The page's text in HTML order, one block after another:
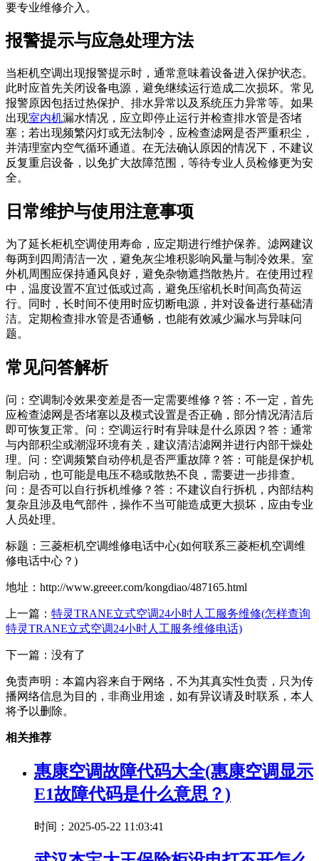
要专业维修介入。
报警提示与应急处理方法
当柜机空调出现报警提示时，通常意味着设备进入保护状态。
此时应首先关闭设备电源，避免继续运行造成二次损坏。常见
报警原因包括过热保护、排水异常以及系统压力异常等。如果
出现室内机漏水情况，应立即停止运行并检查排水管是否堵
塞；若出现频繁闪灯或无法制冷，应检查滤网是否严重积尘，
并清理室内空气循环通道。在无法确认原因的情况下，不建议
反复重启设备，以免扩大故障范围，等待专业人员检修更为安
全。
日常维护与使用注意事项
为了延长柜机空调使用寿命，应定期进行维护保养。滤网建议
每两到四周清洁一次，避免灰尘堆积影响风量与制冷效果。室
外机周围应保持通风良好，避免杂物遮挡散热片。在使用过程
中，温度设置不宜过低或过高，避免压缩机长时间高负荷运
行。同时，长时间不使用时应切断电源，并对设备进行基础清
洁。定期检查排水管是否通畅，也能有效减少漏水与异味问
题。
常见问答解析
问：空调制冷效果变差是否一定需要维修？答：不一定，首先
应检查滤网是否堵塞以及模式设置是否正确，部分情况清洁后
即可恢复正常。问：空调运行时有异味是什么原因？答：通常
与内部积尘或潮湿环境有关，建议清洁滤网并进行内部干燥处
理。问：空调频繁自动停机是否严重故障？答：可能是保护机
制启动，也可能是电压不稳或散热不良，需要进一步排查。
问：是否可以自行拆机维修？答：不建议自行拆机，内部结构
复杂且涉及电气部件，操作不当可能造成更大损坏，应由专业
人员处理。
标题：三菱柜机空调维修电话中心(如何联系三菱柜机空调维
修电话中心？)
地址：http://www.greeer.com/kongdiao/487165.html
上一篇： 特灵TRANE立式空调24小时人工服务维修(怎样查询
特灵TRANE立式空调24小时人工服务维修电话)
下一篇：没有了
免责声明：本篇内容来自于网络，不为其真实性负责，只为传
播网络信息为目的，非商业用途，如有异议请及时联系，本人
将予以删除。
相关推荐
惠康空调故障代码大全(惠康空调显示
E1故障代码是什么意思？)
时间：2025-05-22 11:03:41